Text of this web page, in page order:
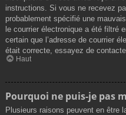
instructions. Si vous ne recevez
probablement spécifié une
le courrier électronique a été filtré
certain que l’adresse de courrier
était correcte, essayez de
Haut
Pourquoi ne puis-je pas
Plusieurs raisons peuvent en être